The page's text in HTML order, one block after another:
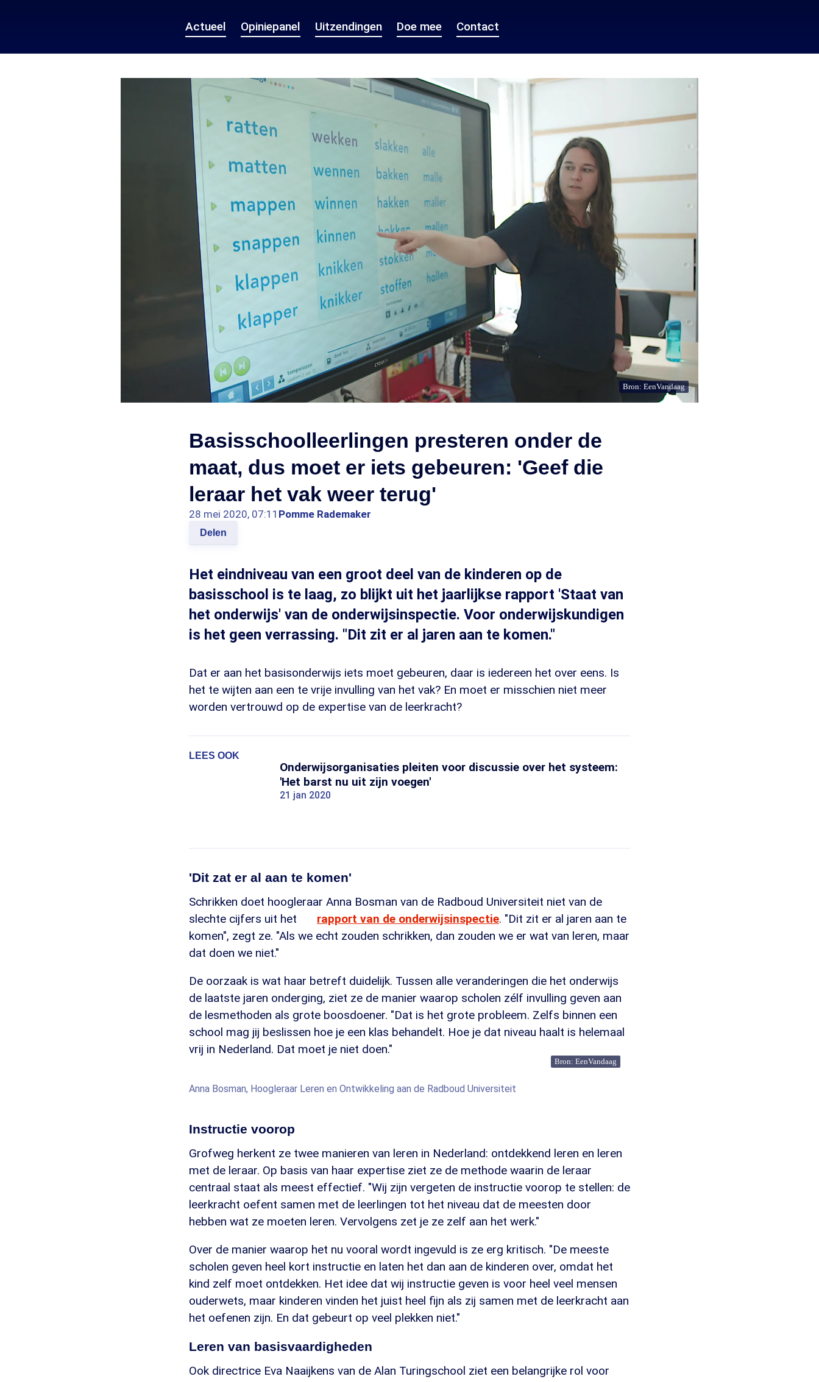
Actueel Opiniepanel Uitzendingen Doe mee Contact
Bron: EenVandaag
Basisschoolleerlingen presteren onder de
maat, dus moet er iets gebeuren: 'Geef die
leraar het vak weer terug'
28 mei 2020, 07:11 Pomme Rademaker
Delen
Het eindniveau van een groot deel van de kinderen op de
basisschool is te laag, zo blijkt uit het jaarlijkse rapport 'Staat van
het onderwijs' van de onderwijsinspectie. Voor onderwijskundigen
is het geen verrassing. "Dit zit er al jaren aan te komen."
Dat er aan het basisonderwijs iets moet gebeuren, daar is iedereen het over eens. Is
het te wijten aan een te vrije invulling van het vak? En moet er misschien niet meer
worden vertrouwd op de expertise van de leerkracht?
LEES OOK
Onderwijsorganisaties pleiten voor discussie over het systeem:
'Het barst nu uit zijn voegen'
21 jan 2020
'Dit zat er al aan te komen'
Schrikken doet hoogleraar Anna Bosman van de Radboud Universiteit niet van de
slechte cijfers uit het
rapport van de onderwijsinspectie. "Dit zit er al jaren aan te
komen", zegt ze. "Als we echt zouden schrikken, dan zouden we er wat van leren, maar
dat doen we niet."
De oorzaak is wat haar betreft duidelijk. Tussen alle veranderingen die het onderwijs
de laatste jaren onderging, ziet ze de manier waarop scholen zélf invulling geven aan
de lesmethoden als grote boosdoener. "Dat is het grote probleem. Zelfs binnen een
school mag jij beslissen hoe je een klas behandelt. Hoe je dat niveau haalt is helemaal
vrij in Nederland. Dat moet je niet doen."
Bron: EenVandaag
Anna Bosman, Hoogleraar Leren en Ontwikkeling aan de Radboud Universiteit
Instructie voorop
Grofweg herkent ze twee manieren van leren in Nederland: ontdekkend leren en leren
met de leraar. Op basis van haar expertise ziet ze de methode waarin de leraar
centraal staat als meest effectief. "Wij zijn vergeten de instructie voorop te stellen: de
leerkracht oefent samen met de leerlingen tot het niveau dat de meesten door
hebben wat ze moeten leren. Vervolgens zet je ze zelf aan het werk."
Over de manier waarop het nu vooral wordt ingevuld is ze erg kritisch. "De meeste
scholen geven heel kort instructie en laten het dan aan de kinderen over, omdat het
kind zelf moet ontdekken. Het idee dat wij instructie geven is voor heel veel mensen
ouderwets, maar kinderen vinden het juist heel fijn als zij samen met de leerkracht aan
het oefenen zijn. En dat gebeurt op veel plekken niet."
Leren van basisvaardigheden
Ook directrice Eva Naaijkens van de Alan Turingschool ziet een belangrijke rol voor